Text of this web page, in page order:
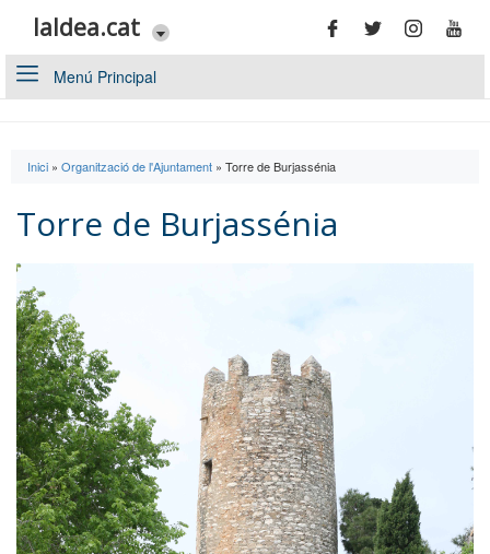
laldea.cat
Menú Principal
Esteu aquí
Inici » Organització de l'Ajuntament » Torre de Burjassénia
Torre de Burjassénia